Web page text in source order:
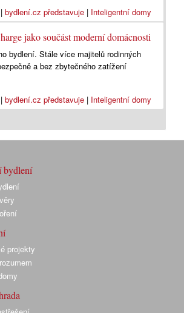
bydlení.cz představuje| Inteligentní domy
jako součást moderní domácnosti
bydlení. Stále více majitelů rodinných
a bez zbytečného zatížení
bydlení.cz představuje| Inteligentní domy
bydlení
projekty